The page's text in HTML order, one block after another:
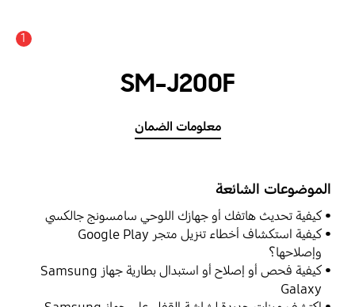
1
SM-J200F
معلومات الضمان
الموضوعات الشائعة
كيفية تحديث هاتفك أو جهازك اللوحي سامسونج جالكسي
كيفية استكشاف أخطاء تنزيل متجر Google Play
وإصلاحها؟
كيفية فحص أو إصلاح أو استبدال بطارية جهاز Samsung
Galaxy